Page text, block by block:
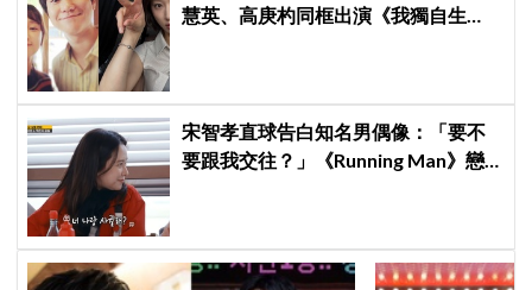
慧英、高庚杓同框出演《我獨自生
宋智孝直球告白知名男偶像：「要不
要跟我交往？」《Running Man》戀